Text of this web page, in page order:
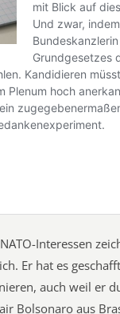
Interessen
Er hat es
auch weil er
Bolsonaro aus